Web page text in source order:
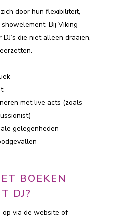
zich door hun flexibiliteit,
Bij Viking
die niet alleen draaien,
met live acts (zoals
gelegenheden
BOEKEN
DJ?
op via de website of